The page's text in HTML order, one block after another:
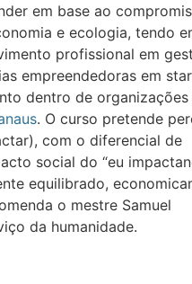
em base ao
e ecologia, tendo
profissional em
empreendedoras em
dentro de organizações
. O curso pretende
com o diferencial de
social do “eu
equilibrado,
o mestre Samuel
da humanidade.